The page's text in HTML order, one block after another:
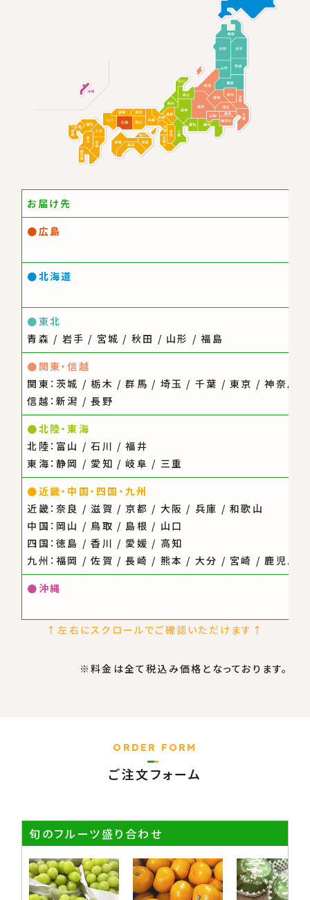
お届け先
●広島
●北海道
●東北
青森 / 岩手 / 宮城 / 秋田 / 山形 / 福島
● 関東・信越
関東：茨城 / 栃木 / 群馬 / 埼玉 / 千葉 / 東京 / 神奈川 /
信越：新潟 / 長野
●北陸・東海
北陸：富山 / 石川 / 福井
東海：静岡 / 愛知 / 岐阜 / 三重
●近畿・中国・四国・九州
近畿：奈良 / 滋賀 / 京都 / 大阪 / 兵庫 / 和歌山
中国：岡山 / 鳥取 / 島根 / 山口
四国：徳島 / 香川 / 愛媛 / 高知
九州：福岡 / 佐賀 / 長崎 / 熊本 / 大分 / 宮崎 / 鹿児島
● 沖縄
↑左右にスクロールでご確認いただけます↑
※料金は全て税込み価格となっております。
ORDER FORM
ご注文フォーム
旬のフルーツ盛り合わせ